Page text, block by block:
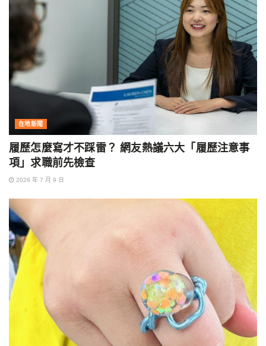
在地新聞
履歷怎麼寫才不踩雷？ 網友熱議六大「履歷注意事
項」求職前先檢查
2026 年 7 月 9 日